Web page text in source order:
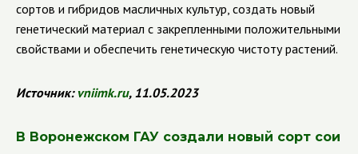
сортов и гибридов масличных культур, создать новый
генетический материал с закрепленными положительными
свойствами и обеспечить генетическую чистоту растений.
Источник: vniimk.ru, 11.05.2023
В Воронежском ГАУ создали новый сорт сои